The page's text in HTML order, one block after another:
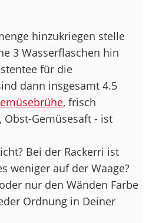
hinzukriegen stelle
3 Wasserflaschen hin
für die
dann insgesamt 4.5
, frisch
Obst-Gemüsesaft - ist
Bei der Rackerri ist
weniger auf der Waage?
nur den Wänden Farbe
Ordnung in Deiner